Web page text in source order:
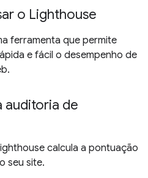
o Lighthouse
ferramenta que permite
e fácil o desempenho de
auditoria de
calcula a pontuação
seu site.